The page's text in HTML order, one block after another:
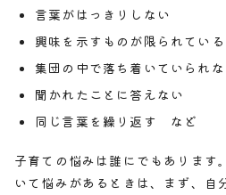
言葉がはっきりしない
興味を示すものが限られている
集団の中で落ち着いていられ
聞かれたことに答えない
同じ言葉を繰り返す など
子育ての悩みは誰にでもあります
いて悩みがあるときは、まず、自